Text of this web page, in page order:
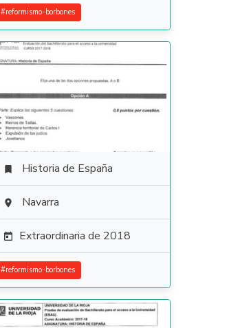
#reformismo-borbones
 Historia de España
 Navarra
 Extraordinaria de 2018
#reformismo-borbones